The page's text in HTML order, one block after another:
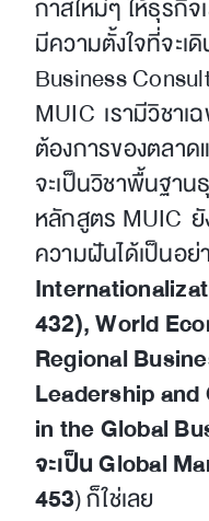
กาสใหม่ๆ ให้ธุรกิ
มีความตั้งใจที่จะเ
Business
MUIC เรามีวิชา
ต้องการของตลาด
จะเป็นวิชาพื้นฐา
หลักสูตร MUIC
ความฝันได้เป็นอย่
432), World
Regional
Leadership
in the Global
จะเป็น Global
453) ก็ใช่เลย